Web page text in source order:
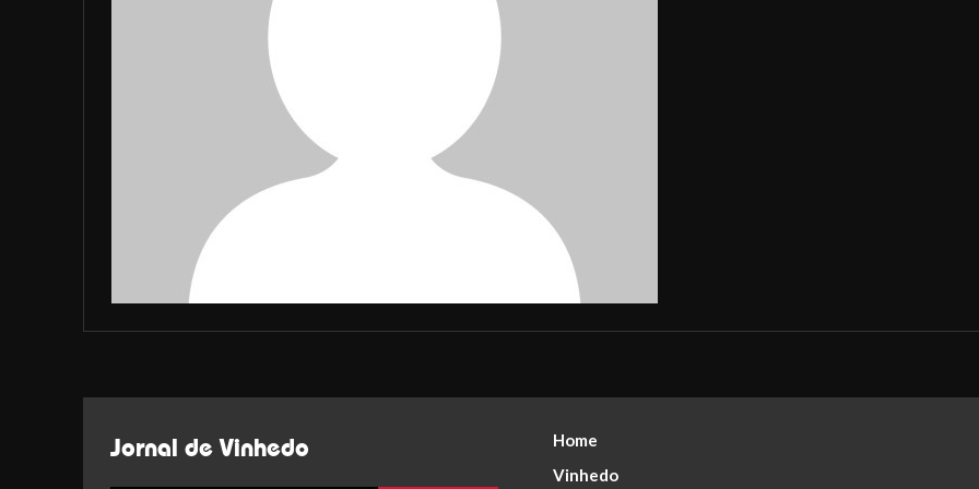
Jornal de Vinhedo
Home
Vinhedo